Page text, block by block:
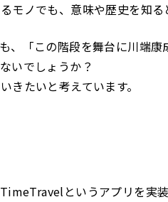
モノでも、意味や歴史を知る
、「この階段を舞台に川端
いでしょうか？
きたいと考えています。
というアプリを実